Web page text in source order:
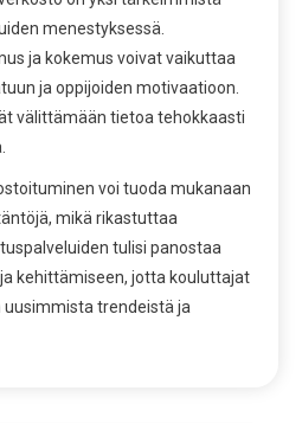
menestyksessä.
ja kokemus voivat vaikuttaa
ja oppijoiden motivaatioon.
välittämään tietoa tehokkaasti
voi tuoda mukanaan
mikä rikastuttaa
tulisi panostaa
kehittämiseen, jotta kouluttajat
uusimmista trendeistä ja